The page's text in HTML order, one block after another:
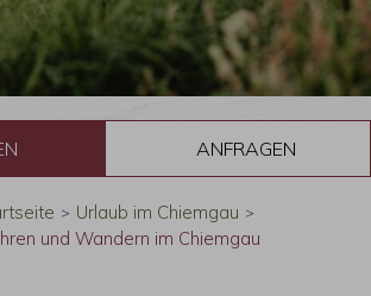
Urlaub im Chiemgau
und Wandern im Chiemgau